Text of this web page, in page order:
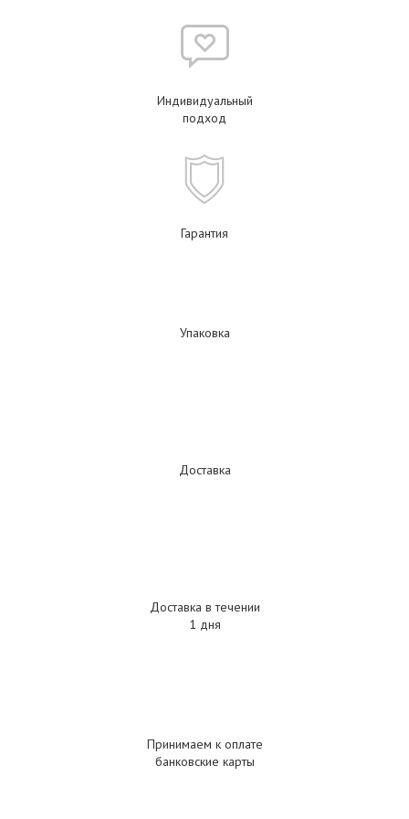
Индивидуальный
подход
Гарантия
Упаковка
Доставка
Доставка в течении
1 дня
Принимаем к оплате
банковские карты